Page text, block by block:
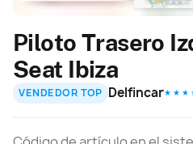
Piloto Trasero
Seat Ibiza
VENDEDOR TOP Delfincar★ ★ ★